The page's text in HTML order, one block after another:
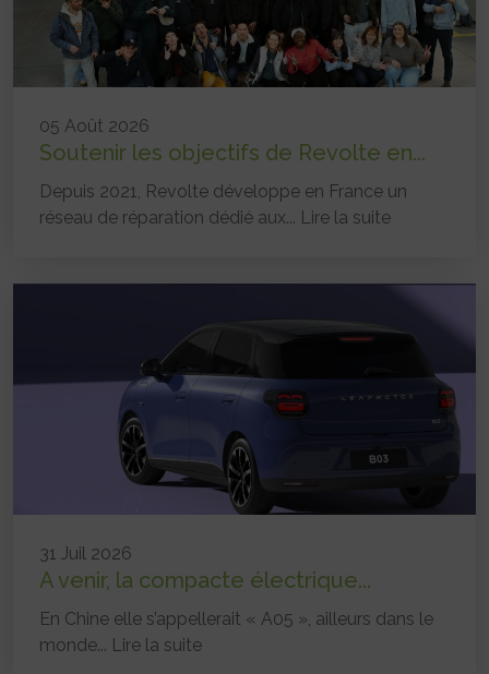
05 Août 2026
Soutenir les objectifs de Revolte en...
Depuis 2021, Revolte développe en France un
réseau de réparation dédié aux... Lire la suite
31 Juil 2026
A venir, la compacte électrique...
En Chine elle s’appellerait « A05 », ailleurs dans le
monde... Lire la suite